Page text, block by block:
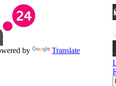
by
Translate